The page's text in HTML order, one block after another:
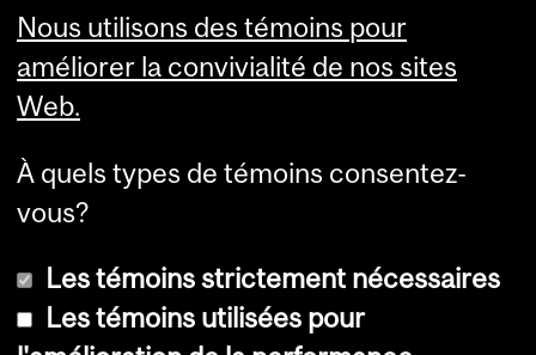
Faculty Links
Contact
Nous utilisons des témoins pour
améliorer la convivialité de nos sites
Web.
À quels types de témoins consentez-
vous?
Les témoins strictement nécessaires
Les témoins utilisées pour